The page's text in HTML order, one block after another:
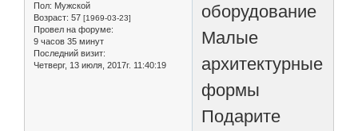
Пол: Мужской
Возраст: 57 [1969-03-23]
Провел на форуме:
9 часов 35 минут
Последний визит:
Четверг, 13 июля, 2017г. 11:40:19
оборудование
Малые
архитектурные
формы
Подарите